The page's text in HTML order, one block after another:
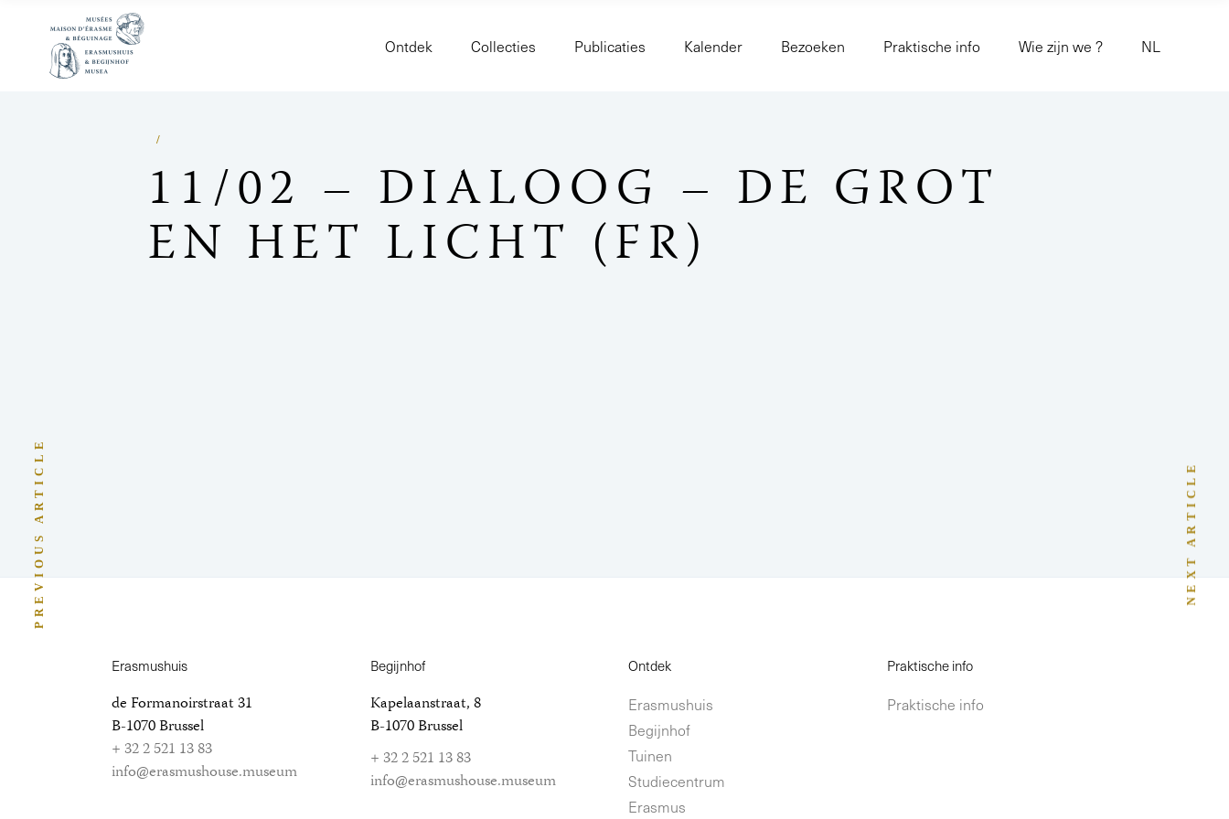
Ontdek Collecties Publicaties Kalender Bezoeken Praktische info Wie zijn we ? NL
PREVIOUS ARTICLE NEXT ARTICLE
11/02 – DIALOOG – DE GROT
EN HET LICHT (FR)
Erasmushuis
de Formanoirstraat 31
B-1070 Brussel
+ 32 2 521 13 83
info@erasmushouse.museum
Begijnhof
Kapelaanstraat, 8
B-1070 Brussel
+ 32 2 521 13 83
info@erasmushouse.museum
Ontdek
Erasmushuis
Begijnhof
Tuinen
Studiecentrum
Erasmus
Praktische info
Praktische info